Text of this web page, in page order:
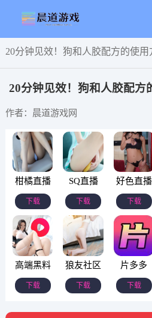
20分钟见效！狗和人胶配方的使
20分钟见效！狗和人胶配方
作者：晨道游戏网
柑橘直播
下载
SQ直播
下载
好色直播
下载
高端黑料
下载
狼友社区
下载
片多多
下载